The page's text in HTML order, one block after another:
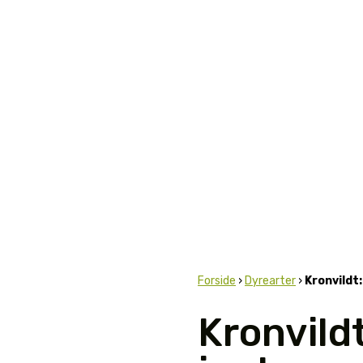
Forside › Dyrearter ›